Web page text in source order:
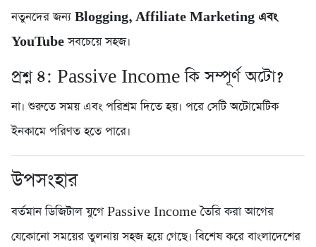
নতুনদের জন্য Blogging, Affiliate Marketing এবং
YouTubeসবচেয়ে সহজ।
প্রশ্ন ৪: Passive Income কি সম্পূর্ণ অটো?
না। শুরুতে সময় এবং পরিশ্রম দিতে হয়। পরে সেটি অটোমেটিক
ইনকামে পরিণত হতে পারে।
উপসংহার
বর্তমান ডিজিটাল যুগে Passive Income তৈরি করা আগের
যেকোনো সময়ের তুলনায় সহজ হয়ে গেছে। বিশেষ করে বাংলাদেশের